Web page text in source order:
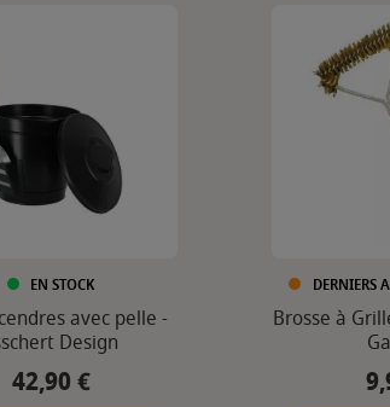
EN STOCK
avec pelle -
Design
Prix
42,90 €
DERNIERS
Brosse à